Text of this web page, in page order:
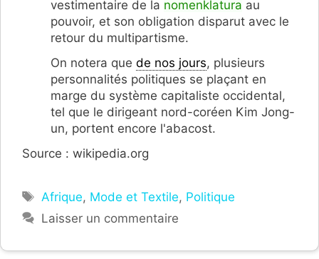
vestimentaire de la nomenklatura au
pouvoir, et son obligation disparut avec le
retour du multipartisme.
On notera que de nos jours, plusieurs
personnalités politiques se plaçant en
marge du système capitaliste occidental,
tel que le dirigeant nord-coréen Kim Jong-
un, portent encore l'abacost.
Source : wikipedia.org
Étiquettes
Afrique, Mode et Textile, Politique
Laisser un commentaire